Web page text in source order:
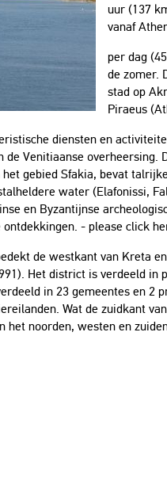
uur (137
vanaf
per dag
de zomer.
stad op
Piraeus
diensten en
Venitiaanse
gebied Sfakia, bevat
water (Elafonissi,
en Byzantijnse
- please click
de westkant van Kreta
Het district is verdeeld in
in 23 gemeentes en 2
Wat de zuidkant
het noorden, westen en